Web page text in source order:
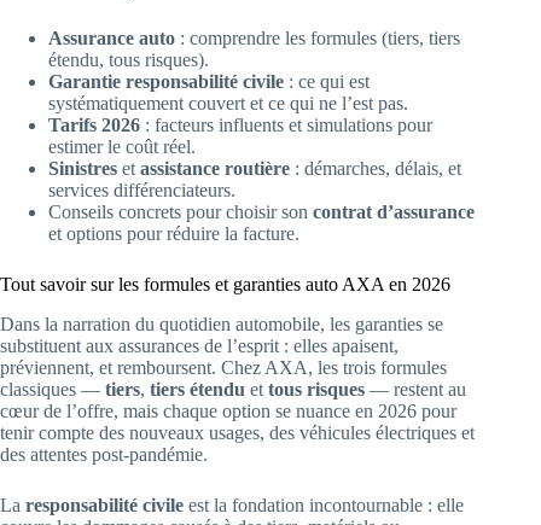
Assurance auto : comprendre les formules (tiers, tiers
étendu, tous risques).
Garantie responsabilité civile : ce qui est
systématiquement couvert et ce qui ne l’est pas.
Tarifs 2026 : facteurs influents et simulations pour
estimer le coût réel.
Sinistres et assistance routière : démarches, délais, et
services différenciateurs.
Conseils concrets pour choisir son contrat d’assurance
et options pour réduire la facture.
Tout savoir sur les formules et garanties auto AXA en 2026
Dans la narration du quotidien automobile, les garanties se
substituent aux assurances de l’esprit : elles apaisent,
préviennent, et remboursent. Chez AXA, les trois formules
classiques — tiers, tiers étendu et tous risques — restent au
cœur de l’offre, mais chaque option se nuance en 2026 pour
tenir compte des nouveaux usages, des véhicules électriques et
des attentes post-pandémie.
La responsabilité civile est la fondation incontournable : elle